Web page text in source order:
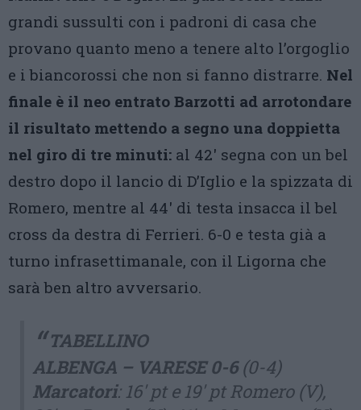
grandi sussulti con i padroni di casa che
provano quanto meno a tenere alto l’orgoglio
e i biancorossi che non si fanno distrarre. Nel
finale è il neo entrato Barzotti ad arrotondare
il risultato mettendo a segno una doppietta
nel giro di tre minuti: al 42′ segna con un bel
destro dopo il lancio di D’Iglio e la spizzata di
Romero, mentre al 44′ di testa insacca il bel
cross da destra di Ferrieri. 6-0 e testa già a
turno infrasettimanale, con il Ligorna che
sarà ben altro avversario.
TABELLINO
ALBENGA – VARESE 0-6(0-4)
Marcatori: 16′ pt e 19′ pt Romero (V),